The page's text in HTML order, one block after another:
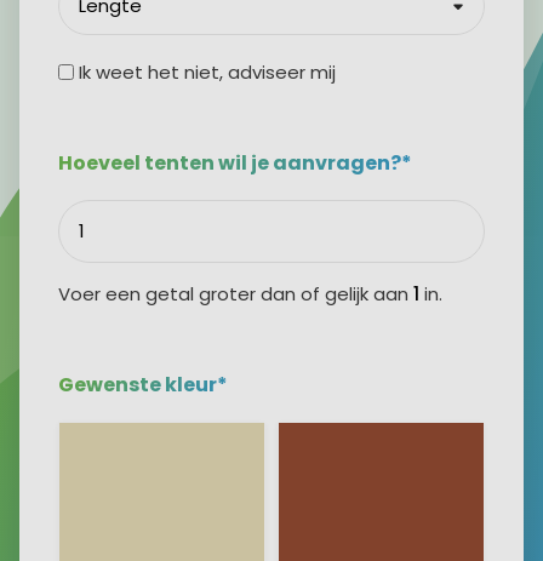
Formaat
optie
Ik weet het niet, adviseer mij
Hoeveel tenten wil je aanvragen?*
Voer een getal groter dan of gelijk aan 1 in.
Gewenste kleur*